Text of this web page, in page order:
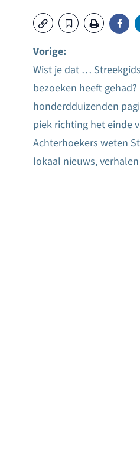
Bericht
navigatie
Vorige:
Wist je dat …
bezoeken heeft
honderdduizenden
piek richting het einde
Achterhoekers weten
lokaal nieuws,